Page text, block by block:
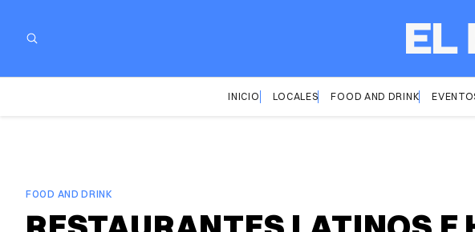
INICIO LOCALES FOOD AND DRINK
FOOD AND DRINK